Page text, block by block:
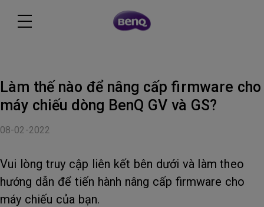
Làm thế nào để nâng cấp firmware cho
máy chiếu dòng BenQ GV và GS?
08-02-2022
Vui lòng truy cập liên kết bên dưới và làm theo
hướng dẫn để tiến hành nâng cấp firmware cho
máy chiếu của bạn.